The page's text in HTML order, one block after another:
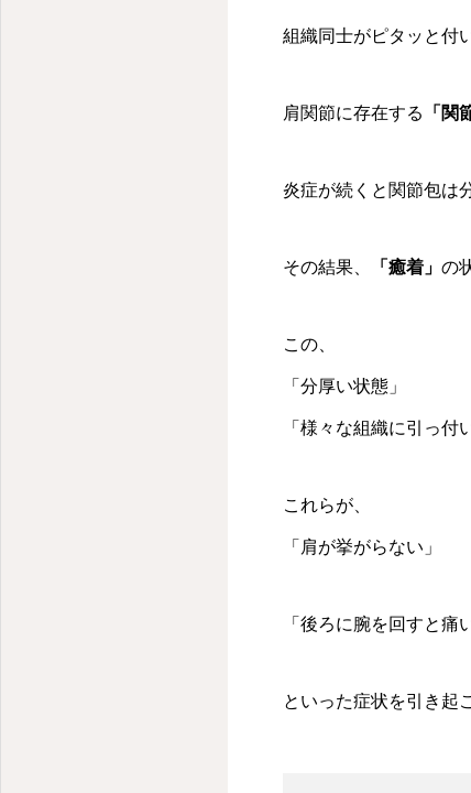
組織同士がピタッと付
肩関節に存在する 「関
炎症が続くと関節包は
その結果、 「癒着」 の
この、
「分厚い状態」
「様々な組織に引っ付
これらが、
「肩が挙がらない」
「後ろに腕を回すと痛
といった症状を引き起